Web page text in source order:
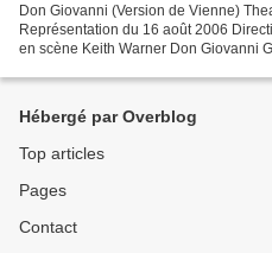
Don Giovanni (Version de Vienne)
Représentation du 16 août 2006
en scène Keith Warner Don Giovanni
Hébergé par Overblog
Top articles
Pages
Contact